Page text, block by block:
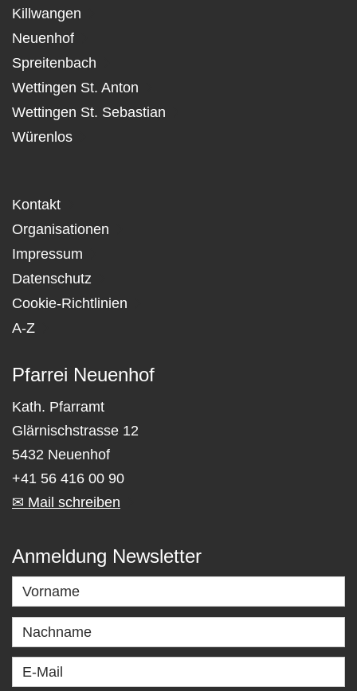
Killwangen
Neuenhof
Spreitenbach
Wettingen St. Anton
Wettingen St. Sebastian
Würenlos
Kontakt
Organisationen
Impressum
Datenschutz
Cookie-Richtlinien
A-Z
Pfarrei Neuenhof
Kath. Pfarramt
Glärnischstrasse 12
5432 Neuenhof
+41 56 416 00 90
✉ Mail schreiben
Anmeldung Newsletter